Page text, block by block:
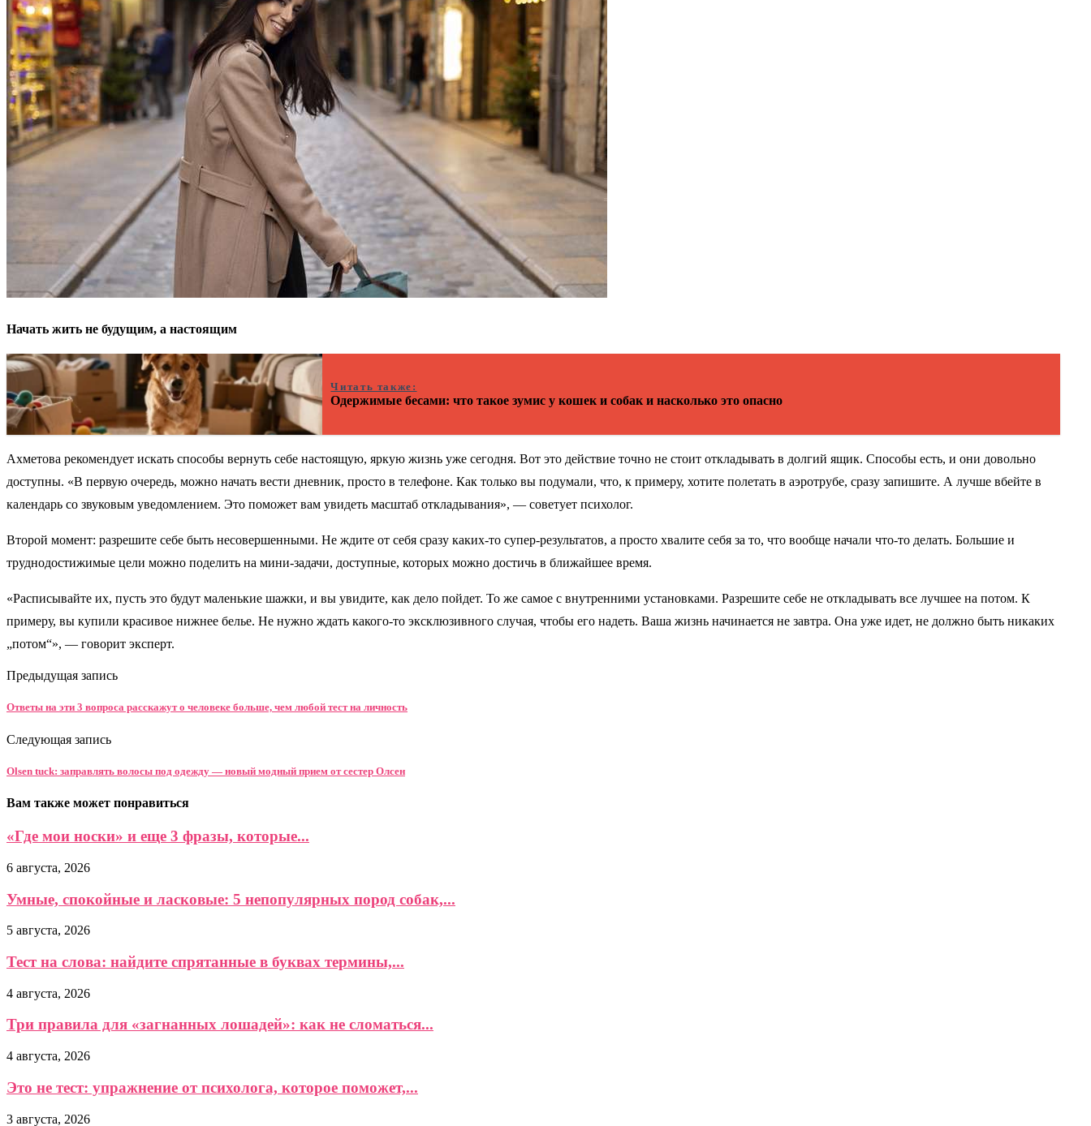
Начать жить не будущим, а настоящим
Читать также:
Одержимые бесами: что такое зумис у кошек и собак и насколько это опасно
Ахметова рекомендует искать способы вернуть себе настоящую, яркую жизнь уже сегодня. Вот это действие точно не стоит откладывать в долгий ящик. Способы есть, и они довольно
доступны. «В первую очередь, можно начать вести дневник, просто в телефоне. Как только вы подумали, что, к примеру, хотите полетать в аэротрубе, сразу запишите. А лучше вбейте в
календарь со звуковым уведомлением. Это поможет вам увидеть масштаб откладывания», — советует психолог.
Второй момент: разрешите себе быть несовершенными. Не ждите от себя сразу каких-то супер-результатов, а просто хвалите себя за то, что вообще начали что-то делать. Большие и
труднодостижимые цели можно поделить на мини-задачи, доступные, которых можно достичь в ближайшее время.
«Расписывайте их, пусть это будут маленькие шажки, и вы увидите, как дело пойдет. То же самое с внутренними установками. Разрешите себе не откладывать все лучшее на потом. К
примеру, вы купили красивое нижнее белье. Не нужно ждать какого-то эксклюзивного случая, чтобы его надеть. Ваша жизнь начинается не завтра. Она уже идет, не должно быть никаких
„потом“», — говорит эксперт.
Предыдущая запись
Ответы на эти 3 вопроса расскажут о человеке больше, чем любой тест на личность
Следующая запись
Olsen tuck: заправлять волосы под одежду — новый модный прием от сестер Олсен
Вам также может понравиться
«Где мои носки» и еще 3 фразы, которые...
6 августа, 2026
Умные, спокойные и ласковые: 5 непопулярных пород собак,...
5 августа, 2026
Тест на слова: найдите спрятанные в буквах термины,...
4 августа, 2026
Три правила для «загнанных лошадей»: как не сломаться...
4 августа, 2026
Это не тест: упражнение от психолога, которое поможет,...
3 августа, 2026